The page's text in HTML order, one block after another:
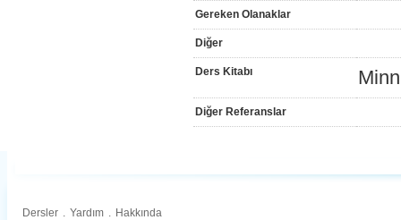
Gereken Olanaklar
Diğer
Ders Kitabı
Diğer Referanslar
Dersler . Yardım . Hakkında